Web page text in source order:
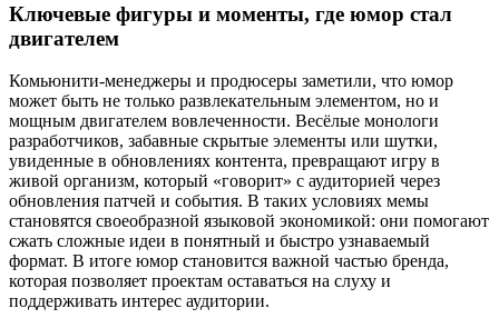
Ключевые фигуры и моменты, где юмор стал
двигателем
Комьюнити-менеджеры и продюсеры заметили, что юмор
может быть не только развлекательным элементом, но и
мощным двигателем вовлеченности. Весёлые монологи
разработчиков, забавные скрытые элементы или шутки,
увиденные в обновлениях контента, превращают игру в
живой организм, который «говорит» с аудиторией через
обновления патчей и события. В таких условиях мемы
становятся своеобразной языковой экономикой: они помогают
сжать сложные идеи в понятный и быстро узнаваемый
формат. В итоге юмор становится важной частью бренда,
которая позволяет проектам оставаться на слуху и
поддерживать интерес аудитории.